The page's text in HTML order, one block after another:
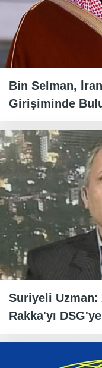
Bin Selman,
Girişiminde
Suriyeli Uzman:
Rakka'yı